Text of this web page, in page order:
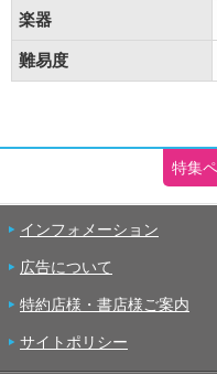
楽器
難易度
特集
インフォメーション
広告について
特約店様・書店様ご案内
サイトポリシー